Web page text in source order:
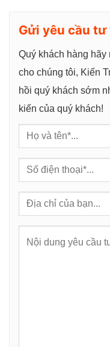
Gửi yêu cầu
Quý khách hàng
cho chúng tôi, Kiến
hồi quý khách sớm
kiến của quý khách!